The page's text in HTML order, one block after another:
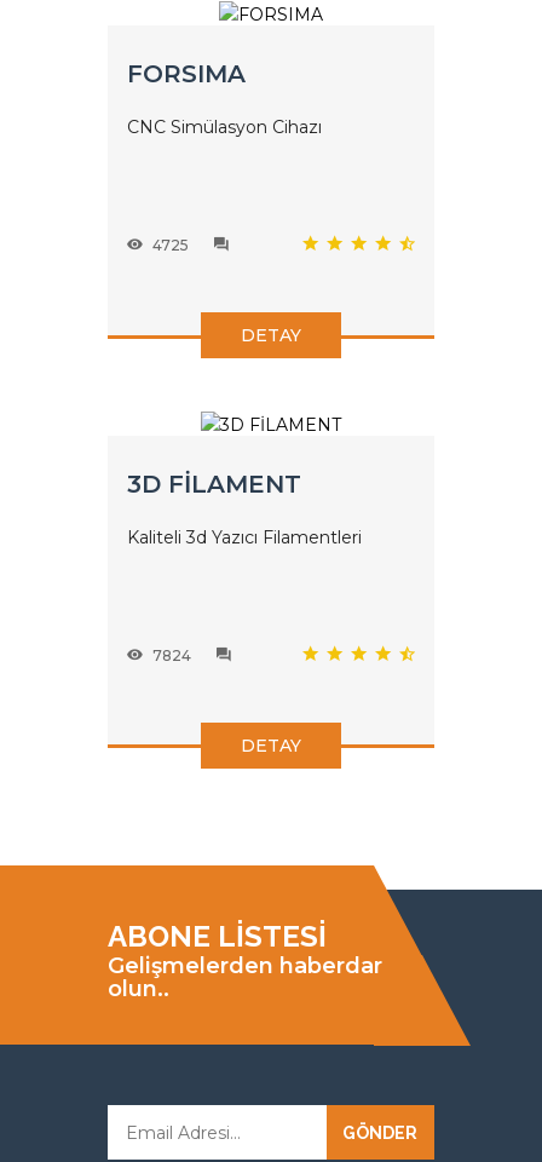
FORSIMA
CNC Simülasyon Cihazı
4725
DETAY
3D FİLAMENT
Kaliteli 3d Yazıcı Filamentleri
7824
DETAY
ABONE LİSTESİ
Gelişmelerden haberdar
olun..
GÖNDER